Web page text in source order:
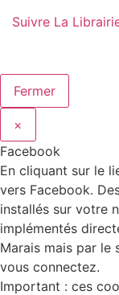
Suivre La
Fermer
×
Facebook
En cliquant sur le
vers Facebook.
installés sur votre
implémentés
Marais mais par le
vous connectez.
Important : ces